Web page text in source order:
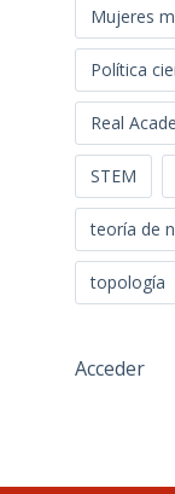
Mujeres
Política
Real
STEM
teoría de
topología
Acceder